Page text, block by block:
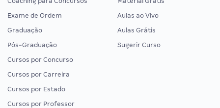
Exame de Ordem
Graduação
Pós-Graduação
Cursos por Concurso
Cursos por Carreira
Cursos por Estado
Cursos por Professor
Aulas ao Vivo
Aulas Grátis
Sugerir Curso